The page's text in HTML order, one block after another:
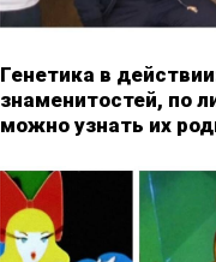
Генетика в
знаменитостей, по
можно узнать их